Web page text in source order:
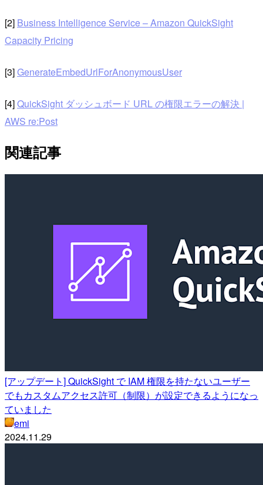
[2] Business Intelligence Service – Amazon QuickSight
Capacity Pricing
[3]GenerateEmbedUrlForAnonymousUser
[4]QuickSight ダッシュボード URL の権限エラーの解決 |
AWS re:Post
関連記事
[アップデート] QuickSight で IAM 権限を持たないユーザー
でもカスタムアクセス許可（制限）が設定できるようになっ
ていました
emi
2024.11.29